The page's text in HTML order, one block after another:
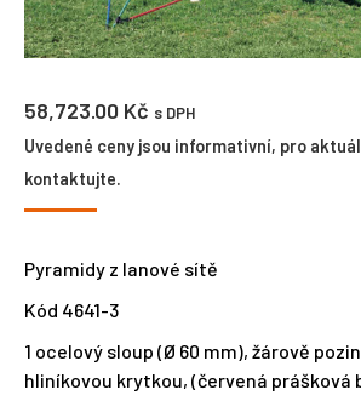
58,723.00 Kč s DPH
Uvedené ceny jsou informativní, pro
kontaktujte.
Pyramidy z lanové sítě
Kód 4641-3
1 ocelový sloup (Ø 60 mm), žárově
hliníkovou krytkou, (červená prášková